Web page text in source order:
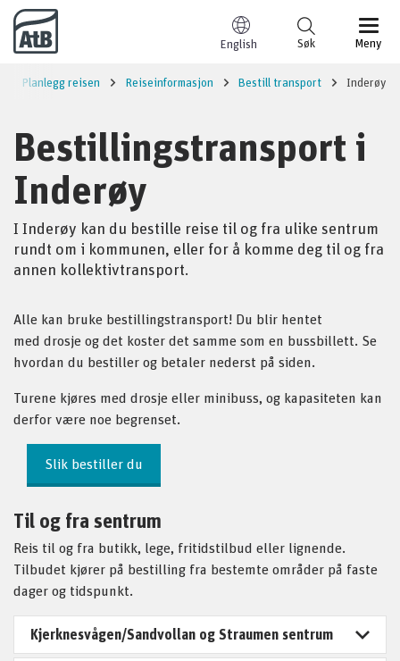
Til innhold
English Meny
Søk
Planlegg reisen Reiseinformasjon Bestill transport Inderøy
Bestillingstransport i
Inderøy
I Inderøy kan du bestille reise til og fra ulike sentrum
rundt om i kommunen, eller for å komme deg til og fra
annen kollektivtransport.
Alle kan bruke bestillingstransport! Du blir hentet
med drosje og det koster det samme som en bussbillett. Se
hvordan du bestiller og betaler nederst på siden.
Turene kjøres med drosje eller minibuss, og kapasiteten kan
derfor være noe begrenset.
Slik bestiller du
Til og fra sentrum
Reis til og fra butikk, lege, fritidstilbud eller lignende.
Tilbudet kjører på bestilling fra bestemte områder på faste
dager og tidspunkt.
Kjerknesvågen/Sandvollan og Straumen sentrum